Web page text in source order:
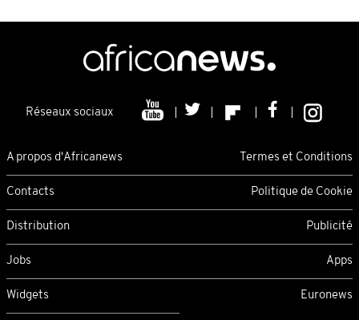
Réseaux sociaux
A propos d'Africanews Termes et Conditions
Contacts Politique de Cookie
Distribution Publicité
Jobs Apps
Widgets Euronews